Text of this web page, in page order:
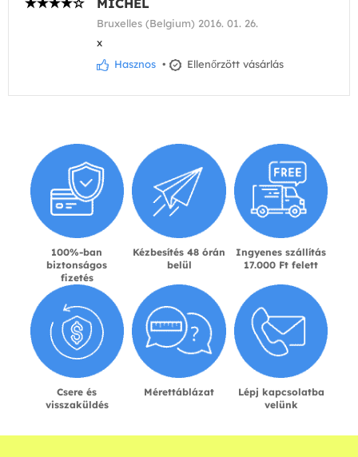
Bruxelles (Belgium) 2016. 01. 26.
x
Hasznos • Ellenőrzött vásárlás
100%-ban
biztonságos
fizetés
Kézbesítés 48 órán
belül
Ingyenes szállítás
17.000 Ft felett
Csere és
visszaküldés
Mérettáblázat
Lépj kapcsolatba
velünk